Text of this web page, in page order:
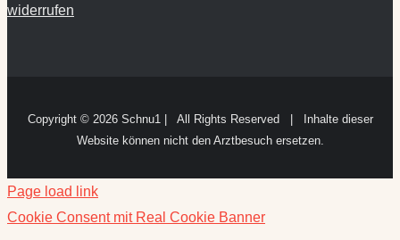
widerrufen
Copyright © 2026 Schnu1 | All Rights Reserved | Inhalte dieser
Website können nicht den Arztbesuch ersetzen.
Page load link
Cookie Consent mit Real Cookie Banner